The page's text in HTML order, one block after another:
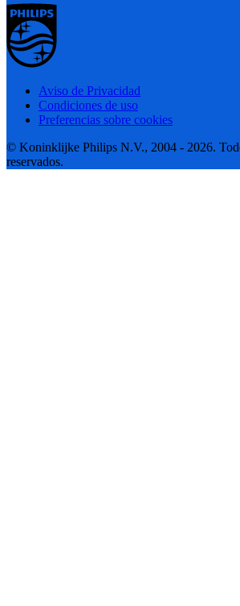
Aviso de Privacidad
Condiciones de uso
Preferencias sobre cookies
© Koninklijke Philips N.V., 2004 - 2026.
reservados.